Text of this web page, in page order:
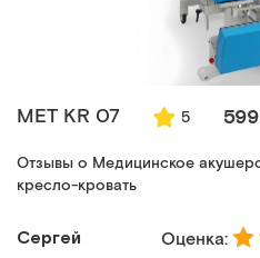
MET KR 07 5
Отзывы о Медицинское
кресло-кровать
Сергей Оценка: